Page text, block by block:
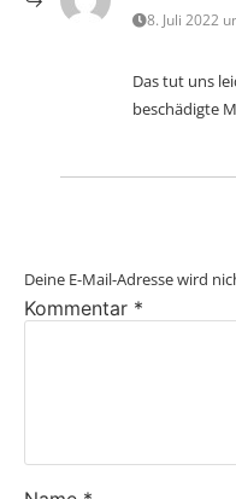
8. Juli 2022
Das tut uns
beschädigte
Deine E-Mail-Adresse wird
Kommentar *